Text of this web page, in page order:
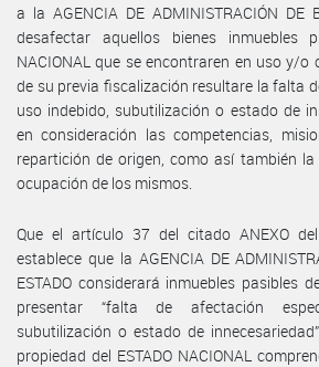
a la AGENCIA DE ADMINISTRACIÓN DE
desafectar aquellos bienes inmuebles
NACIONAL que se encontraren en uso y/o
de su previa fiscalización resultare la falta
uso indebido, subutilización o estado de
en consideración las competencias,
repartición de origen, como así también
ocupación de los mismos.
Que el artículo 37 del citado ANEXO
establece que la AGENCIA DE
ESTADO considerará inmuebles pasibles
presentar “falta de afectación
subutilización o estado de
propiedad del ESTADO NACIONAL